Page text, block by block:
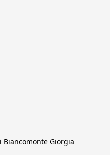
Biancomonte Giorgia